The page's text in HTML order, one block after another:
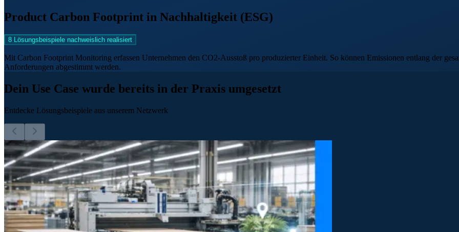
Product Carbon Footprint in Nachhaltigkeit (ESG)
8 Lösungsbeispiele nachweislich realisiert
Mit Carbon Footprint Monitoring erfassen Unternehmen den CO2-Ausstoß pro produzierter Einheit. So können Emissionen entlang der
Anforderungen abgestimmt werden.
Dein Use Case wurde bereits in der Praxis umgesetzt
Entdecke Lösungsbeispiele aus unserem Netzwerk